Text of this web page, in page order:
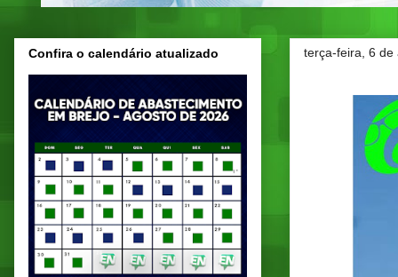
terça-feira, 6 de
Confira o calendário atualizado